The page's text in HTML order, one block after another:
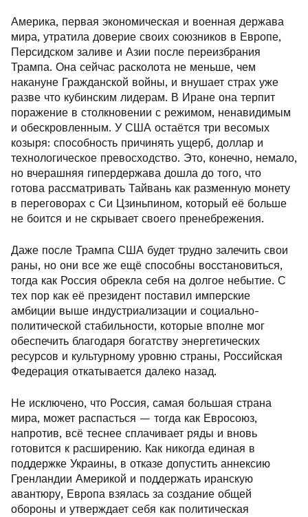
Америка, первая экономическая и военная держава
мира, утратила доверие своих союзников в Европе,
Персидском заливе и Азии после переизбрания
Трампа. Она сейчас расколота не меньше, чем
накануне Гражданской войны, и внушает страх уже
разве что кубинским лидерам. В Иране она терпит
поражение в столкновении с режимом, ненавидимым
и обескровленным. У США остаётся три весомых
козыря: способность причинять ущерб, доллар и
технологическое превосходство. Это, конечно, немало,
но вчерашняя гипердержава дошла до того, что
готова рассматривать Тайвань как разменную монету
в переговорах с Си Цзиньпином, который её больше
не боится и не скрывает своего пренебрежения.
Даже после Трампа США будет трудно залечить свои
раны, но они все же ещё способны восстановиться,
тогда как Россия обрекла себя на долгое небытие. С
тех пор как её президент поставил имперские
амбиции выше индустриализации и социально-
политической стабильности, которые вполне мог
обеспечить благодаря богатству энергетических
ресурсов и культурному уровню страны, Российская
Федерация откатывается далеко назад.
Не исключено, что Россия, самая большая страна
мира, может распасться — тогда как Евросоюз,
напротив, всё теснее сплачивает ряды и вновь
готовится к расширению. Как никогда единая в
поддержке Украины, в отказе допустить аннексию
Гренландии Америкой и поддержать иранскую
авантюру, Европа взялась за создание общей
обороны и утверждает себя как политическая